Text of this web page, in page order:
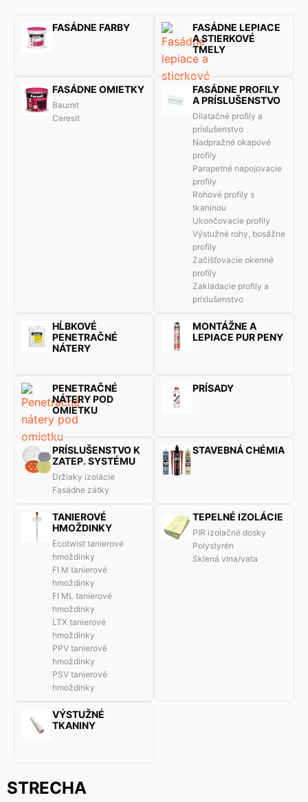
FASÁDNE FARBY
FASÁDNE LEPIACE
A STIERKOVÉ
TMELY
FASÁDNE OMIETKY
Baumit
Ceresit
FASÁDNE PROFILY
A PRÍSLUŠENSTVO
Dilatačné profily a
príslušenstvo
Nadpražné okapové
profily
Parapetné napojovacie
profily
Rohové profily s
tkaninou
Ukončovacie profily
Výstužné rohy, bosážne
profily
Začišťovacie okenné
profily
Zakladacie profily a
príslušenstvo
HĹBKOVÉ
PENETRAČNÉ
NÁTERY
MONTÁŽNE A
LEPIACE PUR PENY
PENETRAČNÉ
NÁTERY POD
OMIETKU
PRÍSADY
PRÍSLUŠENSTVO K
ZATEP. SYSTÉMU
Držiaky izolácie
Fasádne zátky
STAVEBNÁ CHÉMIA
TANIEROVÉ
HMOŽDINKY
Ecotwist tanierové
hmoždinky
FI M tanierové
hmoždinky
FI ML tanierové
hmoždinky
LTX tanierové
hmoždinky
PPV tanierové
hmoždinky
PSV tanierové
hmoždinky
TEPELNÉ IZOLÁCIE
PIR izolačné dosky
Polystyrén
Sklená vlna/vata
VÝSTUŽNÉ
TKANINY
STRECHA